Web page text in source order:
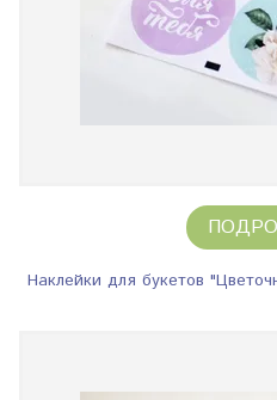
Наклейки для букетов